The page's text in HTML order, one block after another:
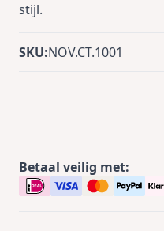
stijl.
SKU:NOV.CT.1001
Betaal veilig met: